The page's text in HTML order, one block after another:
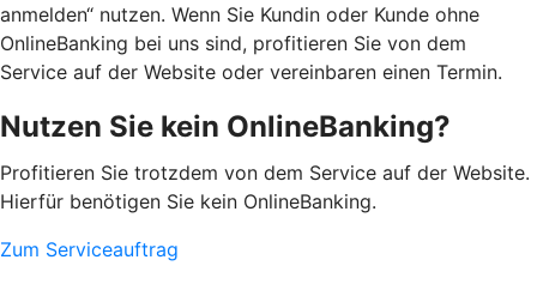
anmelden“ nutzen. Wenn Sie Kundin oder Kunde ohne
OnlineBanking bei uns sind, profitieren Sie von dem
Service auf der Website oder vereinbaren einen Termin.
Nutzen Sie kein OnlineBanking?
Profitieren Sie trotzdem von dem Service auf der Website.
Hierfür benötigen Sie kein OnlineBanking.
Zum Serviceauftrag